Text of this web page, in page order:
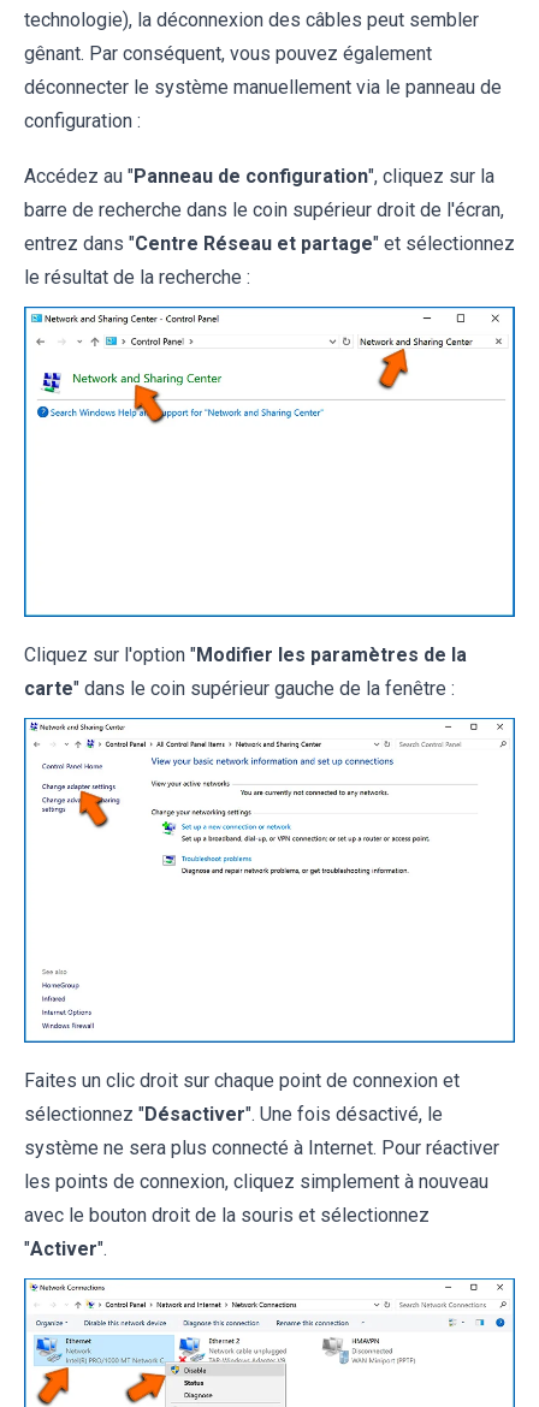
technologie), la déconnexion des câbles peut sembler
gênant. Par conséquent, vous pouvez également
déconnecter le système manuellement via le panneau de
configuration :
Accédez au "Panneau de configuration", cliquez sur la
barre de recherche dans le coin supérieur droit de l'écran,
entrez dans "Centre Réseau et partage" et sélectionnez
le résultat de la recherche :
Cliquez sur l'option "Modifier les paramètres de la
carte" dans le coin supérieur gauche de la fenêtre :
Faites un clic droit sur chaque point de connexion et
sélectionnez "Désactiver". Une fois désactivé, le
système ne sera plus connecté à Internet. Pour réactiver
les points de connexion, cliquez simplement à nouveau
avec le bouton droit de la souris et sélectionnez
"Activer".